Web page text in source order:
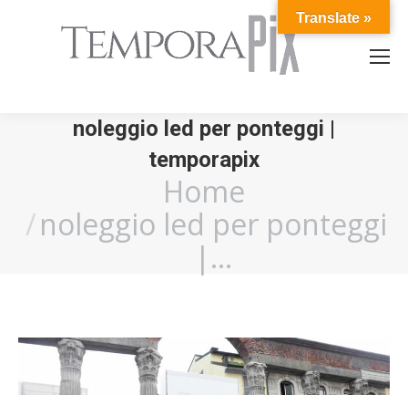
noleggio led per ponteggi |
temporapix
Home
noleggio led per ponteggi
|…
Translate »